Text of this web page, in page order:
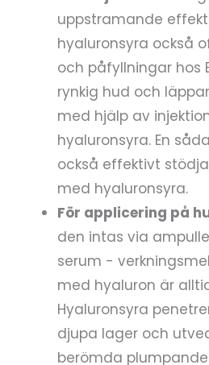
uppstramande
hyaluronsyra också
och påfyllningar hos
rynkig hud och
med hjälp av
hyaluronsyra. En
också effektivt
med hyaluronsyra.
För applicering på
den intas via
serum -
med hyaluron är
Hyaluronsyra
djupa lager och
berömda